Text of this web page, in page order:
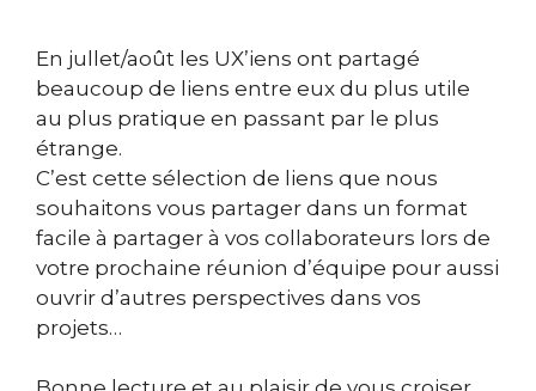
En jullet/août les UX’iens ont partagé
beaucoup de liens entre eux du plus utile
au plus pratique en passant par le plus
étrange.
C’est cette sélection de liens que nous
souhaitons vous partager dans un format
facile à partager à vos collaborateurs lors de
votre prochaine réunion d’équipe pour aussi
ouvrir d’autres perspectives dans vos
projets…